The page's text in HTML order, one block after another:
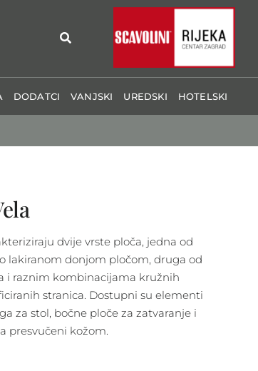
DODATCI VANJSKI UREDSKI HOTELSKI
dvije vrste ploča, jedna od
lakiranom donjom pločom, druga od
i raznim kombinacijama kružnih
stranica. Dostupni su elementi
za stol, bočne ploče za zatvaranje i
presvučeni kožom.